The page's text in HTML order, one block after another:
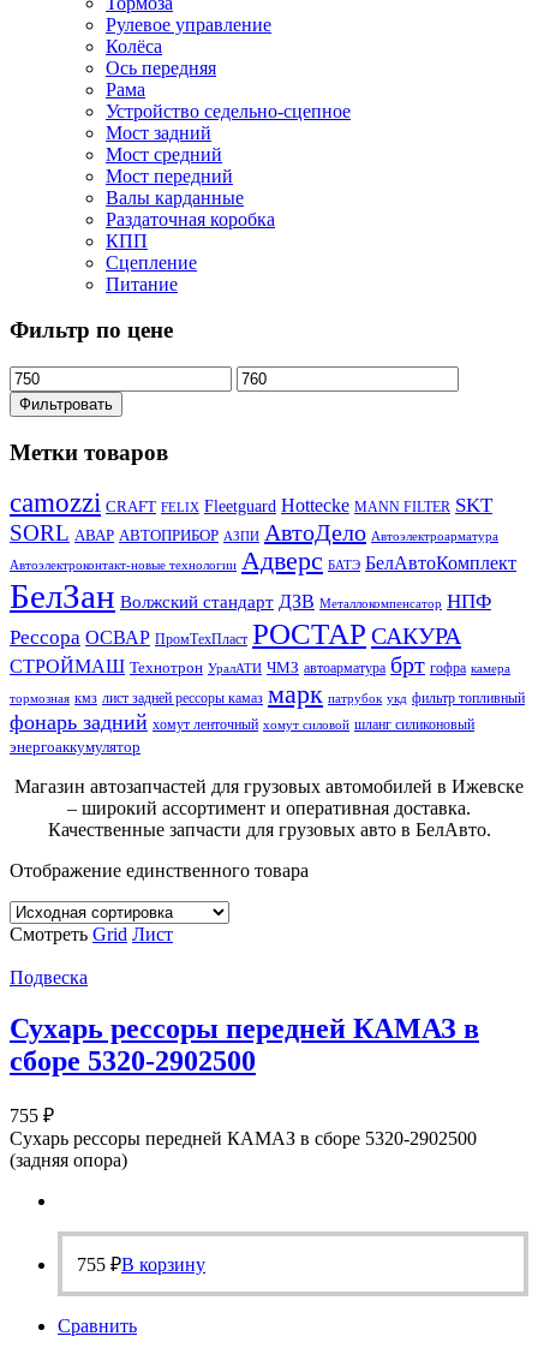
Рулевое управление
Колёса
Ось передняя
Рама
Устройство седельно-сцепное
Мост задний
Мост средний
Мост передний
Валы карданные
Раздаточная коробка
КПП
Сцепление
Питание
Фильтр по цене
Фильтровать
Метки товаров
camozzi CRAFT FELIX Fleetguard Hottecke MANN FILTER SKT
SORL АВАР АВТОПРИБОР АЗПИ АвтоДело Автоэлектроарматура
Автоэлектроконтакт-новые технологии Адверс БАТЭ БелАвтоКомплект
БелЗан Волжский стандарт ДЗВ Металлокомпенсатор НПФ
Рессора ОСВАР ПромТехПласт РОСТАР САКУРА
СТРОЙМАШ Технотрон УралАТИ ЧМЗ автоарматура брт гофра камера
тормозная кмз лист задней рессоры камаз марк патрубок укд фильтр топливный
фонарь задний хомут ленточный хомут силовой шланг силиконовый
энергоаккумулятор
Магазин автозапчастей для грузовых автомобилей в Ижевске
– широкий ассортимент и оперативная доставка.
Качественные запчасти для грузовых авто в БелАвто.
Отображение единственного товара
Смотреть Grid Лист
Подвеска
Сухарь рессоры передней КАМАЗ в
сборе 5320-2902500
755 ₽
Сухарь рессоры передней КАМАЗ в сборе 5320-2902500
(задняя опора)
755 ₽В корзину
Сравнить